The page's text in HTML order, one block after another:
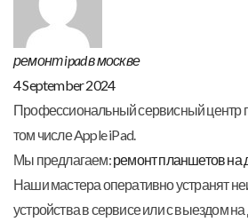
ремонт ipad в москве
4 September 2024
Профессиональный сервисный центр
том числе Apple iPad.
Мы предлагаем:ремонт планшетов на
Наши мастера оперативно устранят
устройства в сервисе или с выездом